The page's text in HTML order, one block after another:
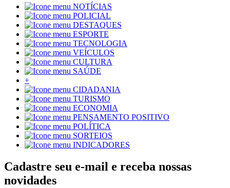
NOTÍCIAS
POLICIAL
DESTAQUES
ESPORTE
TECNOLOGIA
VEÍCULOS
CULTURA
SAÚDE
+
CIDADANIA
TURISMO
ECONOMIA
PENSAMENTO POSITIVO
POLÍTICA
SORTEIOS
INDICADORES
Cadastre seu e-mail e receba nossas
novidades